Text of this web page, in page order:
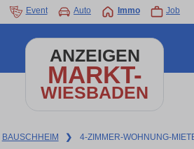
Event Auto Immo Job
ANZEIGEN
MARKT-
WIESBADEN
BAUSCHHEIM ❯ 4-ZIMMER-WOHNUNG-